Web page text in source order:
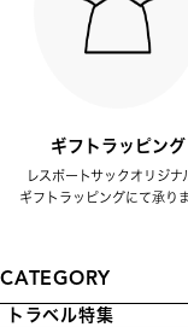
ギフトラッピング
レスポートサックオリジナ
ギフトラッピングにて承りま
CATEGORY
トラベル特集